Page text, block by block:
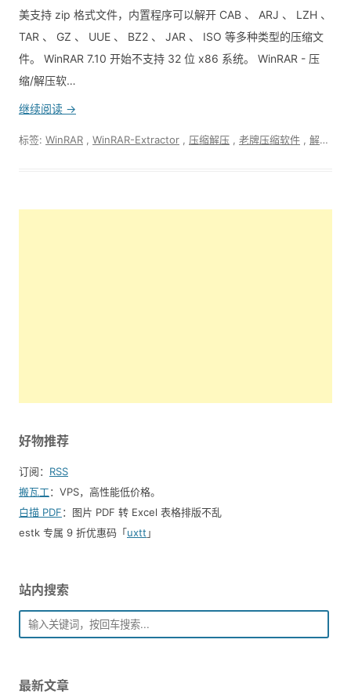
美支持 zip 格式文件，内置程序可以解开 CAB 、 ARJ 、 LZH 、
TAR 、 GZ 、 UUE 、 BZ2 、 JAR 、 ISO 等多种类型的压缩文
件。 WinRAR 7.10 开始不支持 32 位 x86 系统。 WinRAR - 压
缩/解压软…
继续阅读 →
标签: WinRAR WinRAR-Extractor 压缩解压 老牌压缩软件 解压
好物推荐
订阅： RSS
搬瓦工：VPS，高性能低价格。️
白描 PDF：图片 PDF 转 Excel 表格排版不乱
estk 专属 9 折优惠码「uxtt 」
站内搜索
最新文章